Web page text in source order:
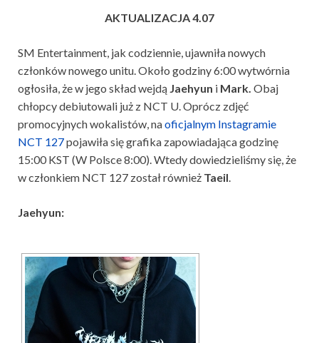
AKTUALIZACJA 4.07
SM Entertainment, jak codziennie, ujawniła nowych
członków nowego unitu. Około godziny 6:00 wytwórnia
ogłosiła, że w jego skład wejdą Jaehyun i Mark. Obaj
chłopcy debiutowali już z NCT U. Oprócz zdjęć
promocyjnych wokalistów, naoficjalnym Instagramie
NCT 127pojawiła się grafika zapowiadająca godzinę
15:00 KST (W Polsce 8:00). Wtedy dowiedzieliśmy się, że
w członkiem NCT 127 został również Taeil.
Jaehyun: